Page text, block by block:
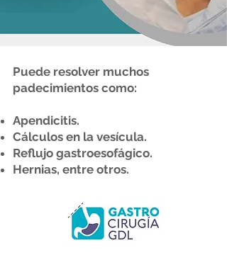
Puede resolver muchos
padecimientos como:
Apendicitis.
Cálculos en la vesícula.
Reflujo gastroesofágico.
Hernias, entre otros.